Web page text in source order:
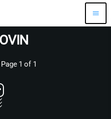
menu
1 of 1